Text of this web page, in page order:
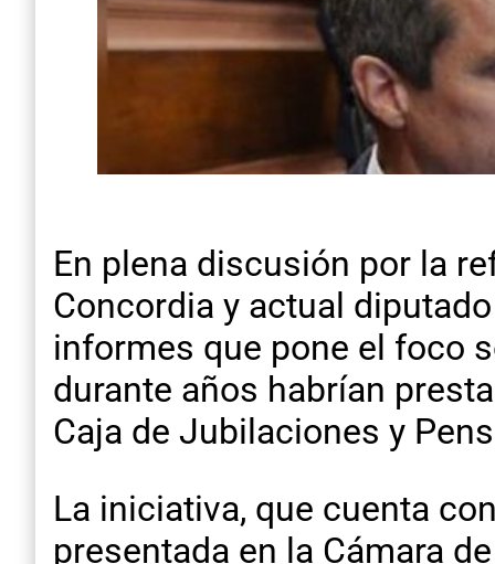
En plena discusión por la
Concordia y actual
informes que pone el foco
durante años habrían
Caja de Jubilaciones y
La iniciativa, que cuenta
presentada en la Cámara